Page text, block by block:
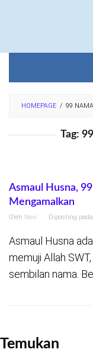
HOMEPAGE / 99
Tag:
Asmaul Husna,
Mengamalkan
Oleh Novi Diposting pada
Asmaul Husna
memuji Allah
sembilan nama.
Temukan